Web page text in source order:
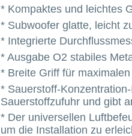
* Kompaktes und leichtes
* Subwoofer glatte, leicht
* Integrierte
* Ausgabe O2 stabiles
* Breite Griff für
* Sauerstoff-
Sauerstoffzufuhr und gibt
* Der universellen
um die Installation zu